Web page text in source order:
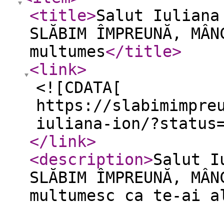
<title>Salut
SLĂBIM ÎMPREUNĂ,
multumes</title>
<link>
<![CDATA[
https://
iuliana-ion/
</link>
<description>Salut
SLĂBIM ÎMPREUNĂ,
multumesc ca te-ai